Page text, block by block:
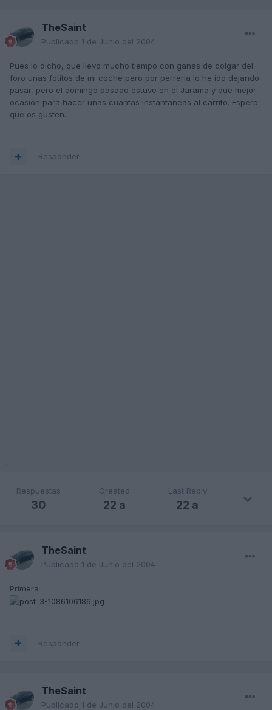
TheSaint
Publicado 1 de Junio del 2004
Pues lo dicho, que llevo mucho tiempo con ganas de colgar del
foro unas fotitos de mi coche pero por perreria lo he ido dejando
pasar, pero el domingo pasado estuve en el Jarama y que mejor
ocasión para hacer unas cuantas instantaneas al carrito. Espero
que os gusten.
Responder
Respuestas
30
Created
22 a
Last Reply
22 a
TheSaint
Publicado 1 de Junio del 2004
Primera
Responder
TheSaint
Publicado 1 de Junio del 2004